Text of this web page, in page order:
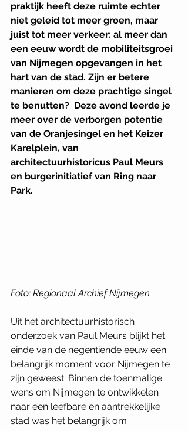
praktijk heeft deze ruimte echter
niet geleid tot meer groen, maar
juist tot meer verkeer: al meer dan
een eeuw wordt de mobiliteitsgroei
van Nijmegen opgevangen in het
hart van de stad. Zijn er betere
manieren om deze prachtige singel
te benutten?  Deze avond leerde je
meer over de verborgen potentie
van de Oranjesingel en het Keizer
Karelplein, van
architectuurhistoricus Paul Meurs
en burgerinitiatief van Ring naar
Park.
Foto: Regionaal Archief Nijmegen
Uit het architectuurhistorisch
onderzoek van Paul Meurs blijkt het
einde van de negentiende eeuw een
belangrijk moment voor Nijmegen te
zijn geweest. Binnen de toenmalige
wens om Nijmegen te ontwikkelen
naar een leefbare en aantrekkelijke
stad was het belangrijk om